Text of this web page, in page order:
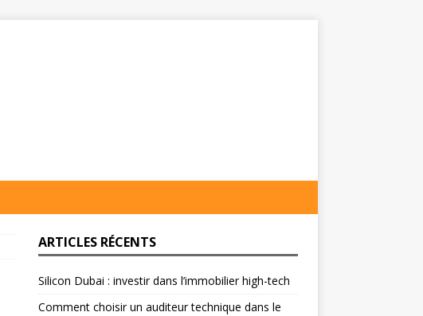
ARTICLES RÉCENTS
Silicon Dubai : investir dans l’immobilier high-tech
Comment choisir un auditeur technique dans le